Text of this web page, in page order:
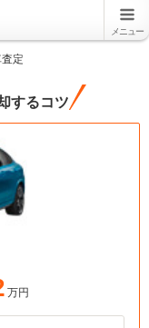
メニュー
定
するコツ
万円